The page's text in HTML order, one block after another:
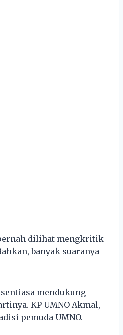
dilihat mengkritik
banyak suaranya
sentiasa mendukung
KP UMNO Akmal,
pemuda UMNO.